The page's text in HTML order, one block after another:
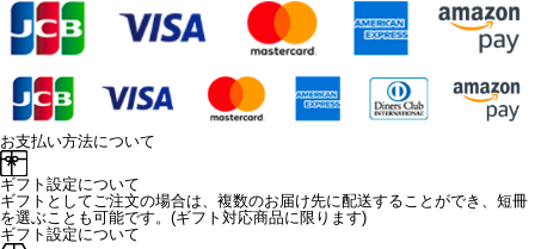
お支払い方法について
ギフト設定について
ギフトとしてご注文の場合は、複数のお届け先に配送することができ、短冊
を選ぶことも可能です。(ギフト対応商品に限ります)
ギフト設定について